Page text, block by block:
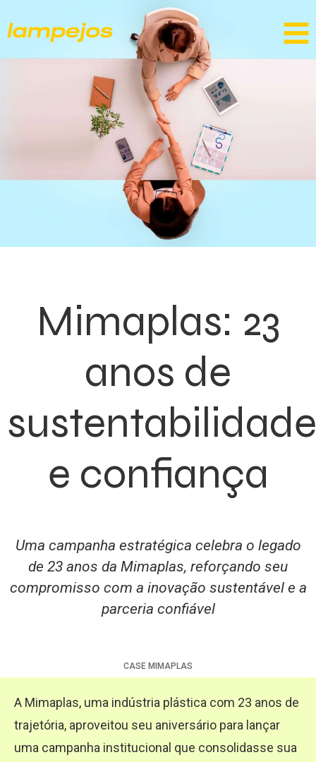
Mimaplas: 23
anos de
sustentabilidade
e confiança
Uma campanha estratégica celebra o legado
de 23 anos da Mimaplas, reforçando seu
compromisso com a inovação sustentável e a
parceria confiável
CASE MIMAPLAS
A Mimaplas, uma indústria plástica com 23 anos de
trajetória, aproveitou seu aniversário para lançar
uma campanha institucional que consolidasse sua